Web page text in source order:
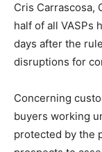
Cris Carrascosa,
half of all VASPs
days after the
disruptions for
Concerning
buyers working
protected by the